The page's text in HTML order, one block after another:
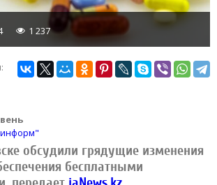
1 237
обсудили грядущие изменения
бесплатными